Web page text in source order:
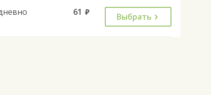
61 руб. Выбрать